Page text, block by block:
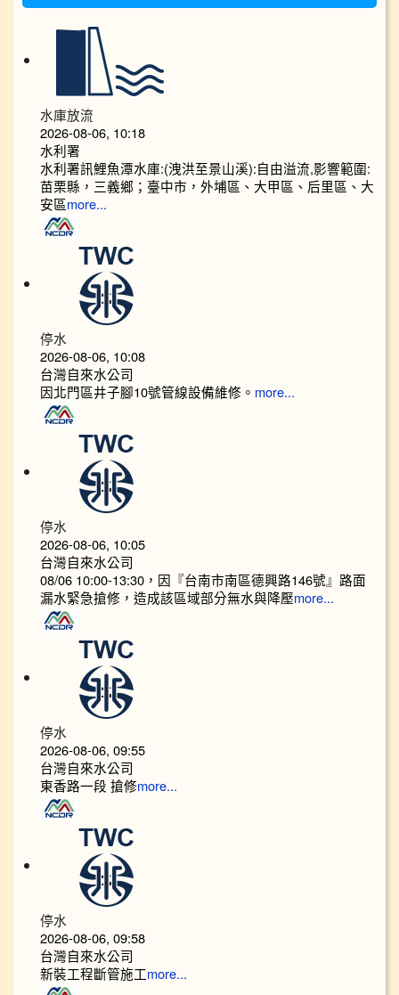
水庫放流
2026-08-06, 10:18
水利署
水利署訊鯉魚潭水庫:(洩洪至景山溪):自由溢流,影響範圍:
苗栗縣，三義鄉；臺中市，外埔區、大甲區、后里區、大
安區more...
停水
2026-08-06, 10:08
台灣自來水公司
因北門區井子腳10號管線設備維修。 more...
停水
2026-08-06, 10:05
台灣自來水公司
08/06 10:00-13:30，因『台南市南區德興路146號』路面
漏水緊急搶修，造成該區域部分無水與降壓more...
停水
2026-08-06, 09:55
台灣自來水公司
東香路一段 搶修more...
停水
2026-08-06, 09:58
台灣自來水公司
新裝工程斷管施工more...